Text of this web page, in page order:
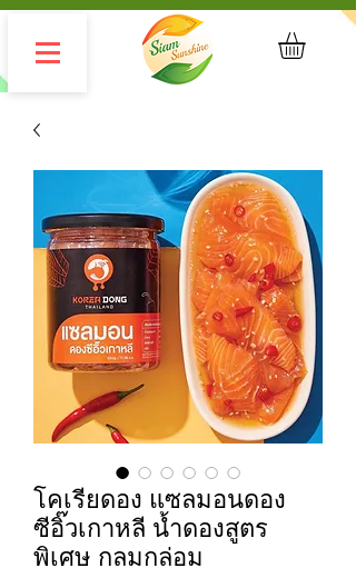
โคเรียดอง แซลมอนดอง
ซีอิ๊วเกาหลี น้ำดองสูตร
พิเศษ กลมกล่อม